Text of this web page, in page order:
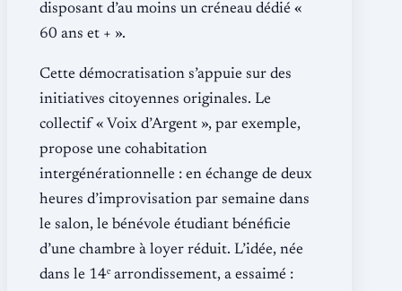
disposant d’au moins un créneau dédié «
60 ans et + ».
Cette démocratisation s’appuie sur des
initiatives citoyennes originales. Le
collectif « Voix d’Argent », par exemple,
propose une cohabitation
intergénérationnelle : en échange de deux
heures d’improvisation par semaine dans
le salon, le bénévole étudiant bénéficie
d’une chambre à loyer réduit. L’idée, née
dans le 14ᵉ arrondissement, a essaimé :